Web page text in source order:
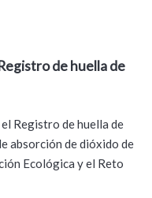
de huella de
Registro de huella de
absorción de dióxido de
Ecológica y el Reto